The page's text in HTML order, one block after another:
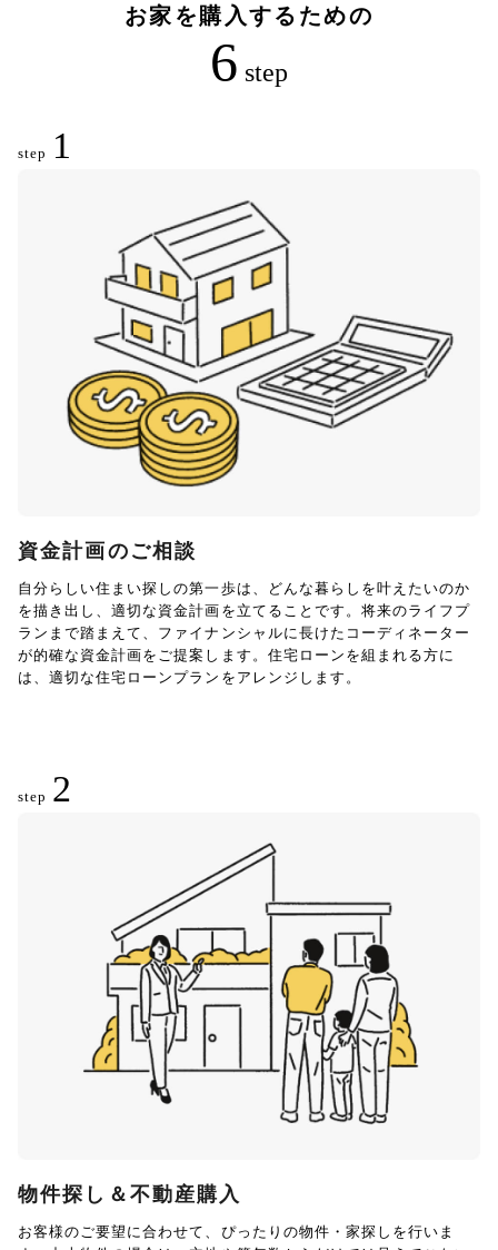
お家を購入するための
6 step
step 1
資金計画のご相談
自分らしい住まい探しの第一歩は、どんな暮らしを叶えたいのか
を描き出し、適切な資金計画を立てることです。将来のライフプ
ランまで踏まえて、ファイナンシャルに長けたコーディネーター
が的確な資金計画をご提案します。住宅ローンを組まれる方に
は、適切な住宅ローンプランをアレンジします。
step 2
物件探し＆不動産購入
お客様のご要望に合わせて、ぴったりの物件・家探しを行いま